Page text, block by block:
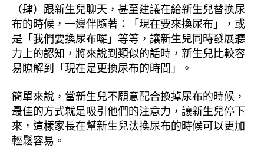
（肆）跟新生兒聊天，甚至建議在給新生兒替換尿
布的時候，一邊伴隨著：「現在要來換尿布」，或
是「我們要換尿布囉」等等，讓新生兒同時發展聽
力上的認知，將來說到類似的話時，新生兒比較容
易瞭解到「現在是更換尿布的時間」。
簡單來說，當新生兒不願意配合換掉尿布的時候，
最佳的方式就是吸引他們的注意力，讓新生兒停下
來，這樣家長在幫新生兒汰換尿布的時候可以更加
輕鬆容易。